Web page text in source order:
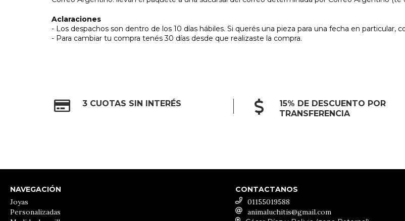
Aclaraciones
- Los despachos son dentro de los 10 días hábiles. Si querés una pieza para una fecha en particular,
- Para cambiar tu compra tenés 30 días desde que realizaste la compra.
3 CUOTAS SIN INTERÉS
15% DE DESCUENTO POR
TRANSFERENCIA
NAVEGACIÓN
Joyas
Personalizadas
CONTACTANOS
01155019588
animaluchitis@gmail.com